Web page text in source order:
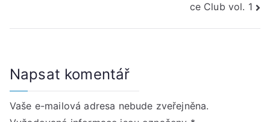
ce Club vol. 1
Napsat komentář
Vaše e-mailová adresa nebude zveřejněna.